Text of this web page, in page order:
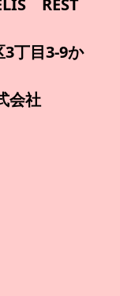
REST
丁目3-9か
会社